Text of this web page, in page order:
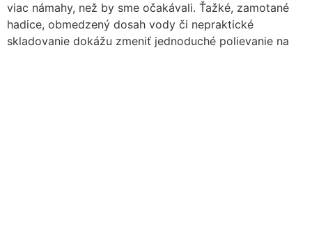
viac námahy, než by sme očakávali. Ťažké, zamotané
hadice, obmedzený dosah vody či nepraktické
skladovanie dokážu zmeniť jednoduché polievanie na